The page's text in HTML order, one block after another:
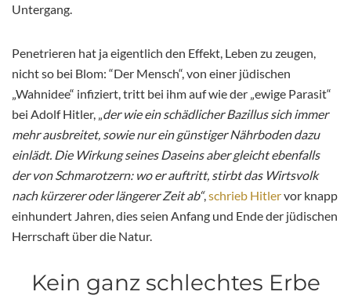
Untergang.
Penetrieren hat ja eigentlich den Effekt, Leben zu zeugen,
nicht so bei Blom: “Der Mensch“, von einer jüdischen
„Wahnidee“ infiziert, tritt bei ihm auf wie der „ewige Parasit“
bei Adolf Hitler, „ der wie ein schädlicher Bazillus sich immer
mehr ausbreitet, sowie nur ein günstiger Nährboden dazu
einlädt. Die Wirkung seines Daseins aber gleicht ebenfalls
der von Schmarotzern: wo er auftritt, stirbt das Wirtsvolk
nach kürzerer oder längerer Zeit ab“, schrieb Hitlervor knapp
einhundert Jahren, dies seien Anfang und Ende der jüdischen
Herrschaft über die Natur.
Kein ganz schlechtes Erbe